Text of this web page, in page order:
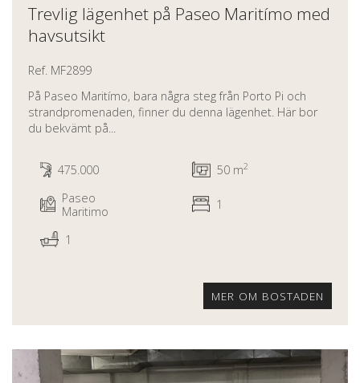
Trevlig lägenhet på Paseo Maritímo med
havsutsikt
Ref. MF2899
På Paseo Maritímo, bara några steg från Porto Pi och
strandpromenaden, finner du denna lägenhet. Här bor
du bekvämt på...
475.000 50 m2
Paseo
Maritimo
1
1
MER OM BOSTADEN